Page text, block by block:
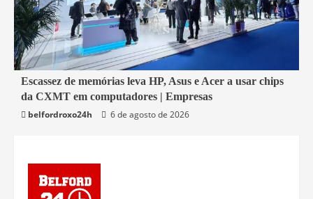
5 min read
Economia
Escassez de memórias leva HP, Asus e Acer a usar chips
da CXMT em computadores | Empresas
belfordroxo24h
6 de agosto de 2026